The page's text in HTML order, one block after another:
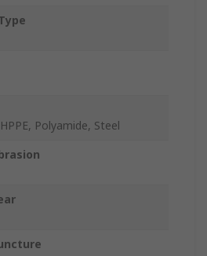
Polyamide, Steel